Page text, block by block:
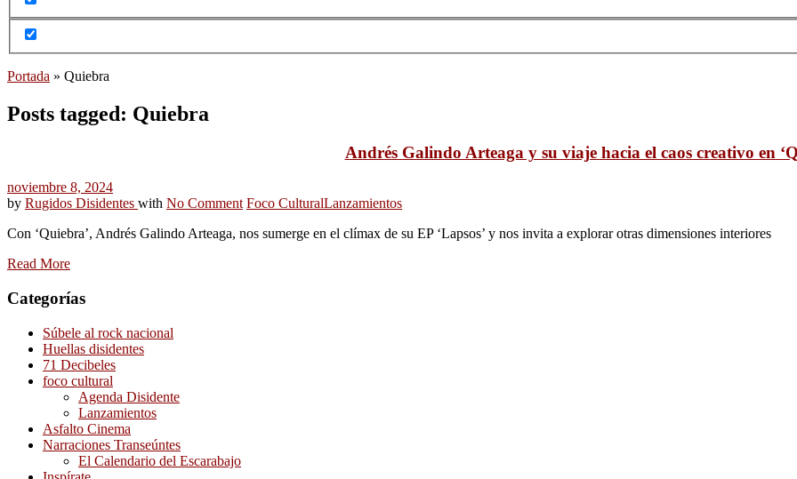
Portada » Quiebra
Posts tagged: Quiebra
Andrés Galindo Arteaga y su viaje hacia el caos creativo en
noviembre 8, 2024
by Rugidos Disidentes with No Comment Foco CulturalLanzamientos
Con ‘Quiebra’, Andrés Galindo Arteaga, nos sumerge en el clímax de su EP ‘Lapsos’ y nos invita a explorar otras dimensiones interiores
Read More
Categorías
Súbele al rock nacional
Huellas disidentes
71 Decibeles
foco cultural
Agenda Disidente
Lanzamientos
Asfalto Cinema
Narraciones Transeúntes
El Calendario del Escarabajo